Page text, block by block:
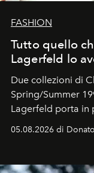
FASHION
Tutto quello
Lagerfeld lo
Due collezioni di
Spring/Summer
Lagerfeld porta in
Kate, Claudia e
uno dei
05.08.2026 di